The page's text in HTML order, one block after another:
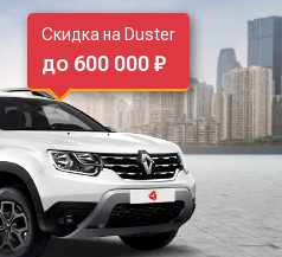
Скидка на Duster
до 600 000 ₽